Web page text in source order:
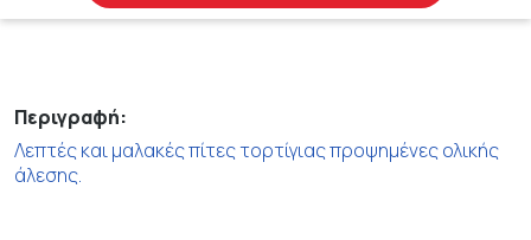
Περιγραφή:
Λεπτές και μαλακές πίτες τορτίγιας προψημένες ολικής
άλεσης.